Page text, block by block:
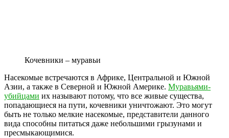
Кочевники – муравьи
Насекомые встречаются в Африке, Центральной и Южной
Азии, а также в Северной и Южной Америке. Муравьями-
убийцами их называют потому, что все живые существа,
попадающиеся на пути, кочевники уничтожают. Это могут
быть не только мелкие насекомые, представители данного
вида способны питаться даже небольшими грызунами и
пресмыкающимися.